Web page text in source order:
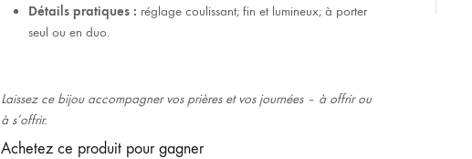
Détails pratiques : réglage coulissant; fin et lumineux; à porter
seul ou en duo.
Laissez ce bijou accompagner vos prières et vos journées – à offrir ou
à s’offrir.
Achetez ce produit pour gagner